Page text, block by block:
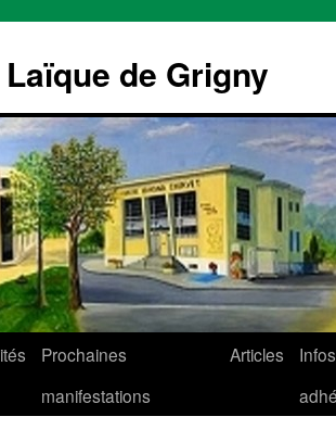
de Grigny
Prochaines
manifestations
Articles
Infos